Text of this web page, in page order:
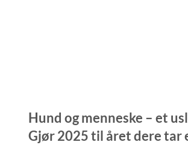
Hund og menneske – et
Gjør 2025 til året dere tar